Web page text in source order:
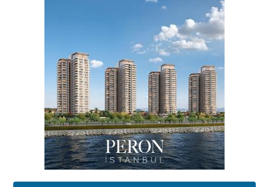
Esat BİNDESEN
Başkan Sekmen’den Erzurum’a
bir vizyon proje daha!
02 Ağustos 2026 Pazar
Kadir SABUNCUOĞLU
Erzurumspor’un köşe taşları
29 Haziran 2026 Pazartesi